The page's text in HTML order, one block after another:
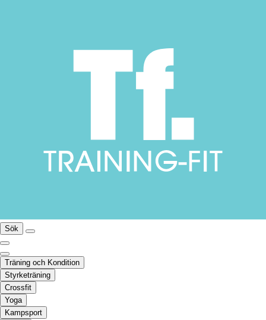
Sök
Träning och Kondition
Styrketräning
Crossfit
Yoga
Kampsport